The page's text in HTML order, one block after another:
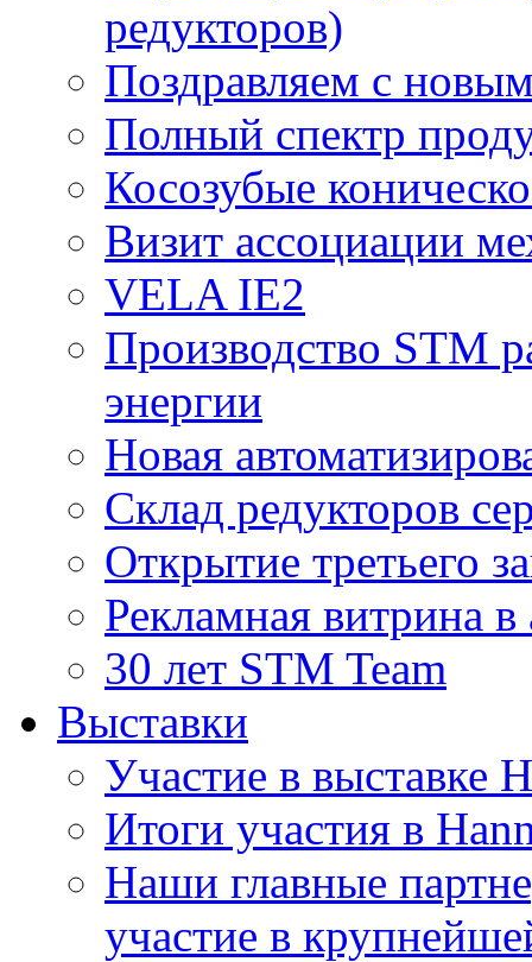
редукторов)
Поздравляем с
Полный спектр
Косозубые
Визит ассоциации
VELA IE2
Производство STM
энергии
Новая
Склад редукторов
Открытие третьего
Рекламная витрина в
30 лет STM Team
Выставки
Участие в выставке
Итоги участия в
Наши главные
участие в